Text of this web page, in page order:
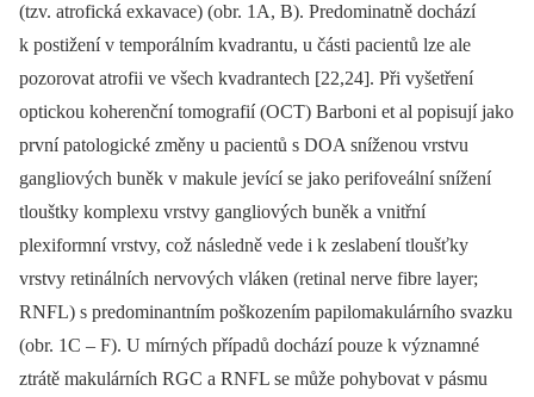
(tzv. atrofická exkavace) (obr. 1A, B). Predominatně dochází
k postižení v temporálním kvadrantu, u části pa­cientů lze ale
pozorovat atrofii ve všech kvadrantech [22,24]. Při vyšetření
optickou koherenční tomografií (OCT) Barboni et al popisují jako
první patologické změny u pa­cientů s DOA sníženou vrstvu
gangliových buněk v makule jevící se jako perifoveální snížení
tlouštky komplexu vrstvy gangliových buněk a vnitřní
plexiformní vrstvy, což následně vede i k zeslabení tloušťky
vrstvy retinálních nervových vláken (retinal nerve fibre layer;
RNFL) s predominantním poškozením papilomakulárního svazku
(obr. 1C –⁠ F). U mírných případů dochází pouze k významné
ztrátě makulárních RGC a RNFL se může pohybovat v pásmu